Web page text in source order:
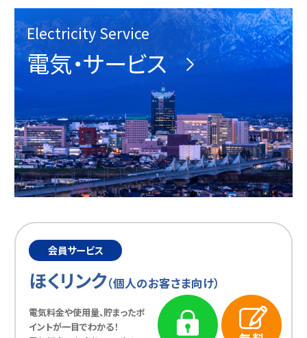
Electricity Service
電気・サービス
会員サービス
ほくリンク（個人のお客さま向け）
電気料金や使用量、貯まったポ
イントが一目でわかる！